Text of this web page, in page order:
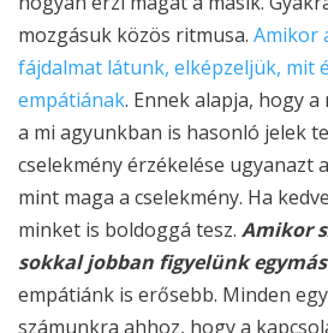
mozgásuk közös ritmusa. Amikor
fájdalmat látunk, elképzeljük, mit
empátiának. Ennek alapja, hogy
a mi agyunkban is hasonló jelek
cselekmény érzékelése ugyanazt
mint maga a cselekmény. Ha
minket is boldoggá tesz. Amikor
sokkal jobban figyelünk
empátiánk is erősebb. Minden
számunkra ahhoz, hogy a